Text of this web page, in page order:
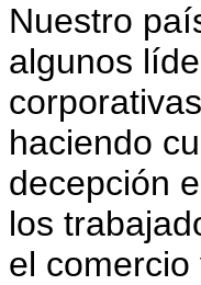
Nuestro
algunos
haciendo
decepción
los
el